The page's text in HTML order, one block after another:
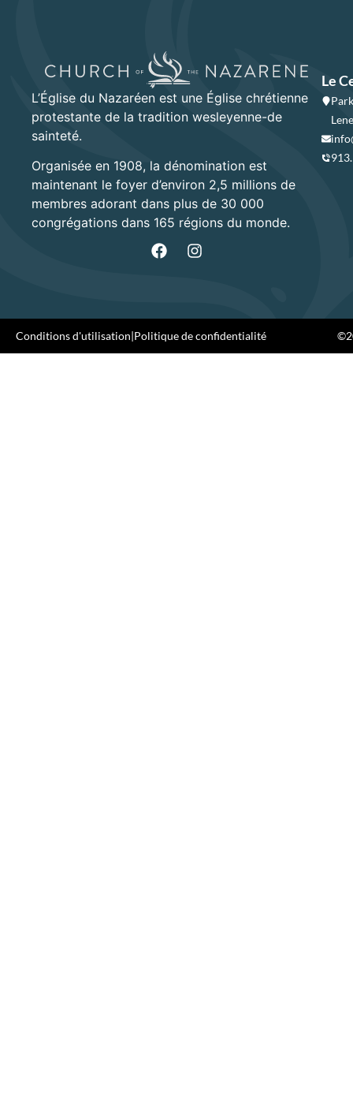
L’Église du Nazaréen est une Église chrétienne
protestante de la tradition wesleyenne-de
sainteté.
Organisée en 1908, la dénomination est
maintenant le foyer d’environ 2,5 millions de
membres adorant dans plus de 30 000
congrégations dans 165 régions du monde.
Le
Conditions d'utilisation|Politique de confidentialité